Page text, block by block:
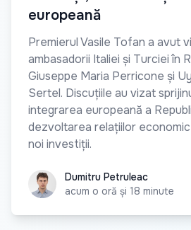
europeană
Premierul Vasile Tofan a avut
ambasadorii Italiei și Turciei în
Giuseppe Maria Perricone și
Sertel. Discuțiile au vizat
integrarea europeană a
dezvoltarea relațiilor
noi investiții.
Dumitru Petruleac
Dumitru Petruleac
acum o oră și 18 minute